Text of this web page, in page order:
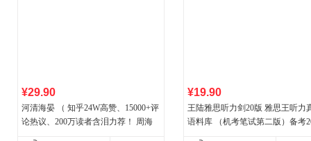
¥29.90
河清海晏 （ 知乎24W高赞、15000+评
论热议、200万读者含泪力荐！ 周海
¥19.90
王陆雅思听力剑20版 雅思王听力
语料库 （机考笔试第二版）备考